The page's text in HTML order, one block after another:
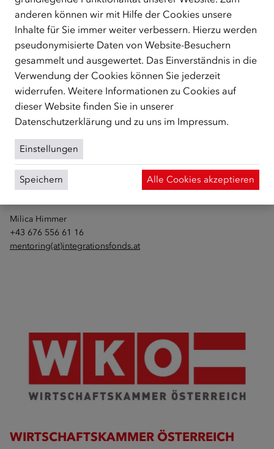
ÖSTERREICHISCHER
Milica Himmer
+43 676 556 61 16
mentoring(at)integrationsfonds.at
WIRTSCHAFTSKAMMER ÖSTERREICH
anderen können wir mit Hilfe der Cookies unsere
Inhalte für Sie immer weiter verbessern. Hierzu werden
pseudonymisierte Daten von Website-Besuchern
gesammelt und ausgewertet. Das Einverständnis in die
Verwendung der Cookies können Sie jederzeit
widerrufen. Weitere Informationen zu Cookies auf
dieser Website finden Sie in unserer
Datenschutzerklärung und zu uns im Impressum.
Einstellungen
Speichern Alle Cookies akzeptieren